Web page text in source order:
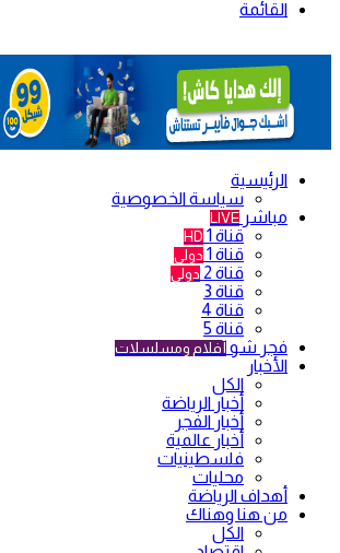
القائمة
الرئيسية
سياسة الخصوصية
مباشر LIVE
قناة 1 HD
قناة 1 دولي
قناة 2 دولي
قناة 3
قناة 4
قناة 5
فجر شو أفلام ومسلسلات
الأخبار
الكل
أخبار الرياضة
أخبار الفجر
أخبار عالمية
فلسطينيات
محليات
أهداف الرياضة
من هنا وهناك
الكل